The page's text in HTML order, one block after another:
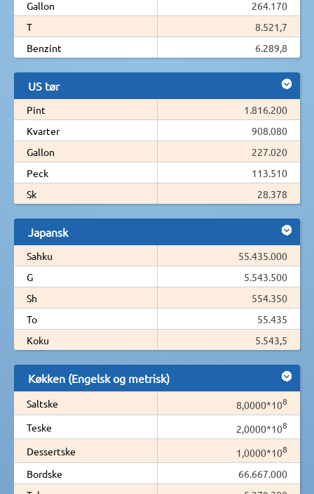
Gallon
264.170
T
8.521,7
Benzint
6.289,8
US tør
Pint
1.816.200
Kvarter
908.080
Gallon
227.020
Peck
113.510
Sk
28.378
Japansk
Sahku
55.435.000
G
5.543.500
Sh
554.350
To
55.435
Koku
5.543,5
Køkken (Engelsk og metrisk)
Saltske 8,0000*108
Teske 2,0000*108
Dessertske 1,0000*108
Bordske
66.667.000